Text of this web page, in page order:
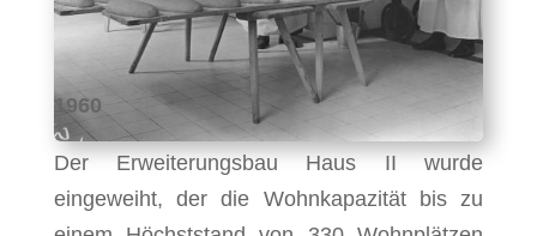
1960
Der Erweiterungsbau Haus II wurde
eingeweiht, der die Wohnkapazität bis zu